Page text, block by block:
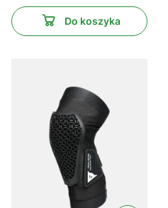
Do koszyka